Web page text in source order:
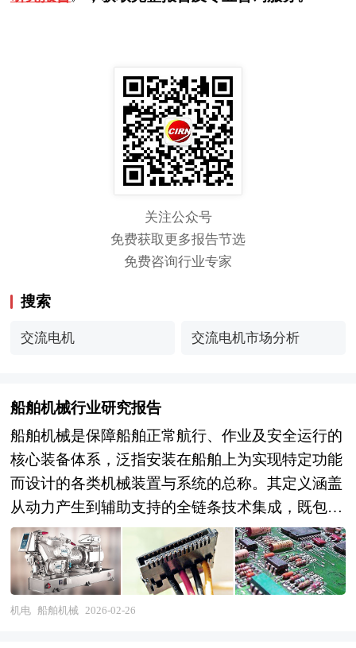
关注公众号
免费获取更多报告节选
免费咨询行业专家
搜索
交流电机 交流电机市场分析
船舶机械行业研究报告
船舶机械是保障船舶正常航行、作业及安全运行的
核心装备体系，泛指安装在船舶上为实现特定功能
而设计的各类机械装置与系统的总称。其定义涵盖
从动力产生到辅助支持的全链条技术集成，既包括
直接驱动船舶运动的主推进系统，如内燃机、蒸汽
轮机、燃气轮机等原动机及其配套传动装置，也包
含为全船提供能源的发电与配电系统，以及实现船
舶操纵控制的转向、推进器调节等执行机构。作为
机电 船舶机械 2026-02-26